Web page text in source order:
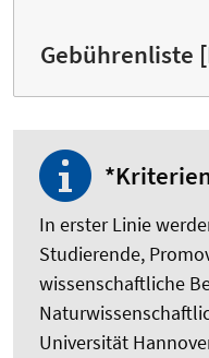
Gebührenliste
In erster Linie
Studierende,
wissenschaftliche
Universität